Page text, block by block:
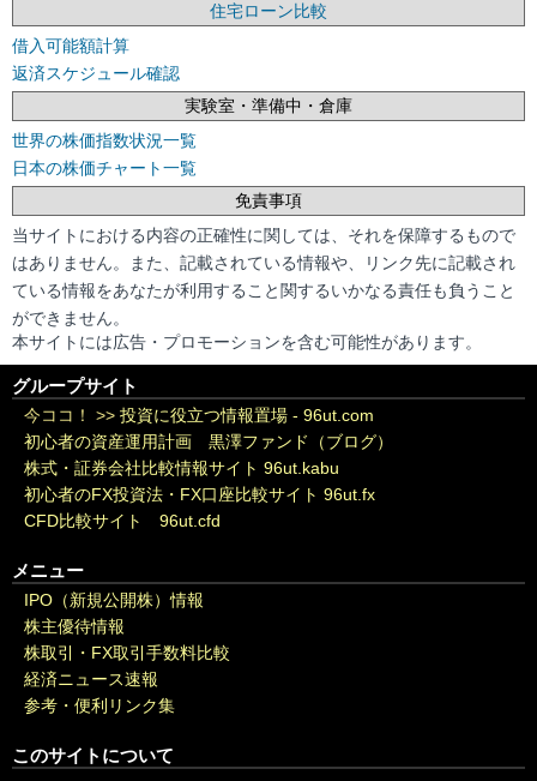
住宅ローン比較
借入可能額計算
返済スケジュール確認
実験室・準備中・倉庫
世界の株価指数状況一覧
日本の株価チャート一覧
免責事項
当サイトにおける内容の正確性に関しては、それを保障するもので
はありません。また、記載されている情報や、リンク先に記載され
ている情報をあなたが利用すること関するいかなる責任も負うこと
ができません。
本サイトには広告・プロモーションを含む可能性があります。
グループサイト
今ココ！ >> 投資に役立つ情報置場 - 96ut.com
初心者の資産運用計画 黒澤ファンド（ブログ）
株式・証券会社比較情報サイト 96ut.kabu
初心者のFX投資法・FX口座比較サイト 96ut.fx
CFD比較サイト 96ut.cfd
メニュー
IPO（新規公開株）情報
株主優待情報
株取引・FX取引手数料比較
経済ニュース速報
参考・便利リンク集
このサイトについて